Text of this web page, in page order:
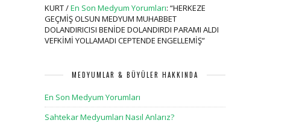
KURT/En Son Medyum Yorumları: “HERKEZE
GEÇMİŞ OLSUN MEDYUM MUHABBET
DOLANDIRICISI BENİDE DOLANDIRDI PARAMI ALDI
VEFKİMİ YOLLAMADI CEPTENDE ENGELLEMİŞ”
MEDYUMLAR & BÜYÜLER HAKKINDA
En Son Medyum Yorumları
Sahtekar Medyumları Nasıl Anlarız?